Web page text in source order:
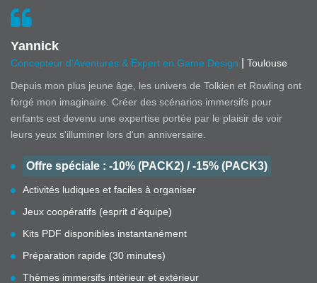
Yannick
Concepteur d'Aventures & Expert en Game Design
Toulouse
Depuis mon plus jeune âge, les univers de Tolkien et Rowling ont
forgé mon imaginaire. Créer des scénarios immersifs pour
enfants est devenu une expertise portée par le plaisir de voir
leurs yeux s'illuminer lors d'un anniversaire.
Offre spéciale : -10% (PACK2) / -15% (PACK3)
Activités ludiques et faciles à organiser
Jeux coopératifs (esprit d'équipe)
Kits PDF disponibles instantanément
Préparation rapide (30 minutes)
Thèmes immersifs intérieur et extérieur